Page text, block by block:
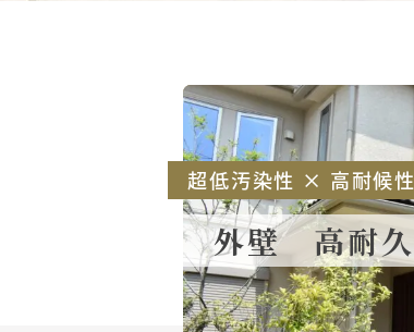
超低汚染性 × 高耐候
外壁 高耐久